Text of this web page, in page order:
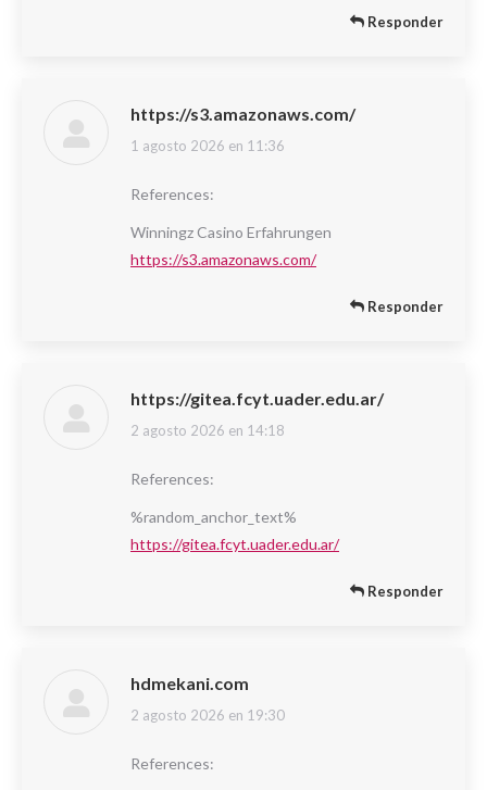
Responder
https://s3.amazonaws.com/
dice:
1 agosto 2026 en 11:36
References:
Winningz Casino Erfahrungen
https://s3.amazonaws.com/
Responder
https://gitea.fcyt.uader.edu.ar/
dice:
2 agosto 2026 en 14:18
References:
%random_anchor_text%
https://gitea.fcyt.uader.edu.ar/
Responder
hdmekani.com
dice:
2 agosto 2026 en 19:30
References: